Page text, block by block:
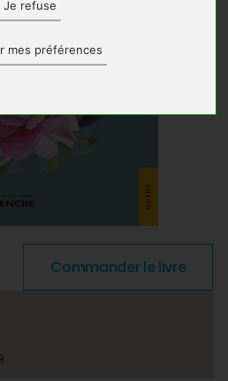
Je refuse
mes préférences
Commander le livre